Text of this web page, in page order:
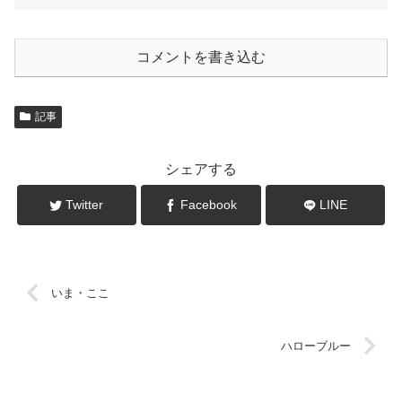
コメントを書き込む
記事
シェアする
Twitter Facebook LINE
いま・ここ
ハローブルー